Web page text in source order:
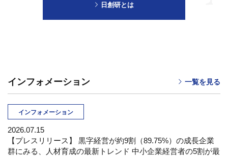
日創研とは
インフォメーション 一覧を見る
インフォメーション
2026.07.15
【プレスリリース】 黒字経営が約9割（89.75%）の成長企業
群にみる、人材育成の最新トレンド 中小企業経営者の5割が最